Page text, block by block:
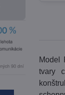
Model
tvary